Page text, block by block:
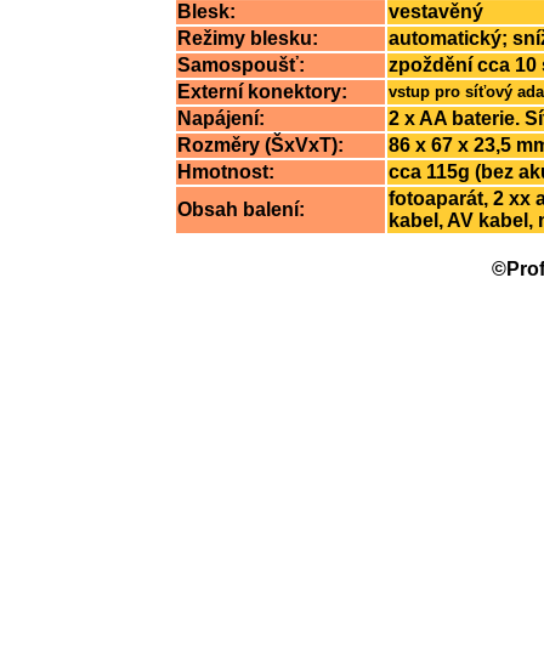
Blesk:
vestavěný
Režimy blesku:
automatický;
Samospoušť:
zpoždění cca 10
Externí konektory:
vstup pro síťový
Napájení:
2 x AA baterie.
Rozměry (ŠxVxT):
86 x 67 x 23,5
Hmotnost:
cca 115g (bez
Obsah balení:
fotoaparát, 2 xx
kabel, AV kabel,